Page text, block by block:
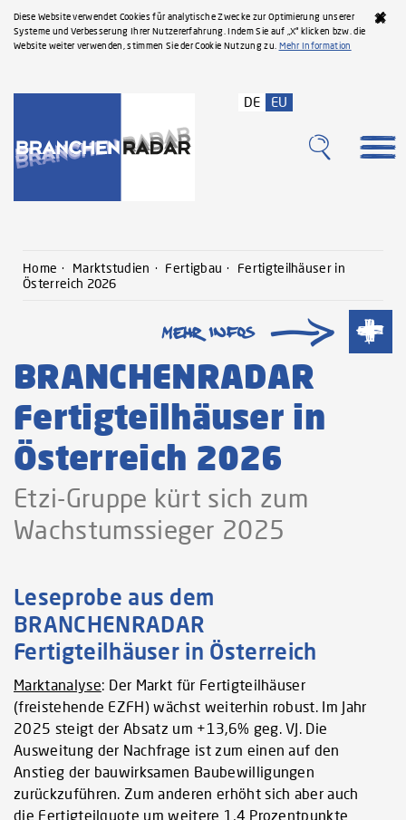
Diese Website verwendet Cookies für analytische Zwecke zur Optimierung unserer
Systeme und Verbesserung Ihrer Nutzererfahrung. Indem Sie auf „X“ klicken bzw. die
Website weiter verwenden, stimmen Sie der Cookie Nutzung zu. Mehr Information
DE EU
Home Marktstudien Fertigbau
Fertigteilhäuser in
Österreich 2026
BRANCHENRADAR
Fertigteilhäuser in
Österreich 2026
Etzi-Gruppe kürt sich zum
Wachstumssieger 2025
Leseprobe aus dem
BRANCHENRADAR
Fertigteilhäuser in Österreich
Marktanalyse: Der Markt für Fertigteilhäuser
(freistehende EZFH) wächst weiterhin robust. Im Jahr
2025 steigt der Absatz um +13,6% geg. VJ. Die
Ausweitung der Nachfrage ist zum einen auf den
Anstieg der bauwirksamen Baubewilligungen
zurückzuführen. Zum anderen erhöht sich aber auch
die Fertigteilquote um weitere 1,4 Prozentpunkte